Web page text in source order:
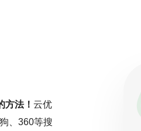
方法！云优
、360等搜
且精细化的工作，而非一劳永